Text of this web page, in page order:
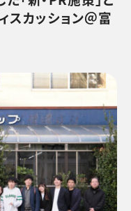
スカッション＠富